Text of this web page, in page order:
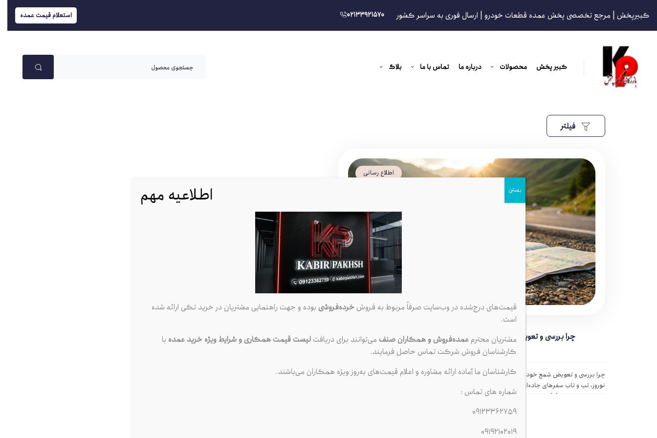
کبیرپخش | مرجع تخصصی پخش عمده قطعات خودرو | ارسال فوری به سراسر کشور 02133921570 استعلام قیمت عمده
کبیر پخش محصولات درباره ما تماس با ما بلاگ
اطلاع رسانی
چرا بررسی و تعویض شمع خودرو قبل از سفرهای نوروزی ضروری است؟
چرا بررسی و تعویض شمع خودرو قبل از سفرهای نوروزی ضروری است؟ با نزدیک شدن به تعطیلات عید
نوروز، تب و تاب سفرهای جاده‌ای به اوج خود می‌رسد. بیشتر رانندگان قبل از دل به جاده زدن، مواردی
مانند روغن موتور، […]
اطلاعیه مهم
قیمت‌های درج‌شده در وب‌سایت صرفاً مربوط به فروش خرده‌فروشی بوده و جهت راهنمایی مشتریان در خرید تکی ارائه شده
است.
مشتریان محترم عمده‌فروش و همکاران صنف می‌توانند برای دریافت لیست قیمت همکاری و شرایط ویژه خرید عمده با
کارشناسان فروش شرکت تماس حاصل فرمایند.
کارشناسان ما آماده ارائه مشاوره و اعلام قیمت‌های به‌روز ویژه همکاران می‌باشند.
شماره های تماس :
09123362759
09192102019
بستن